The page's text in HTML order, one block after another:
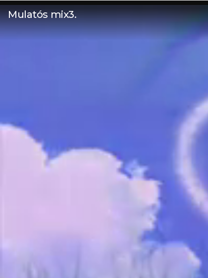
Mulatós mix3.